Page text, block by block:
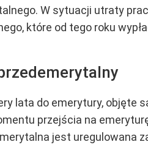
W sytuacji utraty
które od tego roku
lata do emerytury, objęte
przejścia na
jest uregulowana